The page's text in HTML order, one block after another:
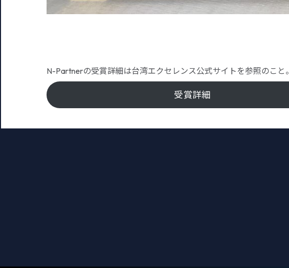
N-Partnerの受賞詳細は台湾エクセレンス公式サイトを参照のこと。
受賞詳細